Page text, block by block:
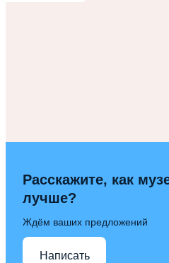
Расскажите, как
лучше?
Ждём ваших предложений
Написать